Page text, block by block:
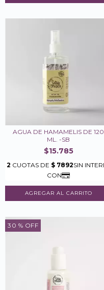
AGUA DE HAMAMELIS DE 120
ML. -SB
$15.785
30 % OFF